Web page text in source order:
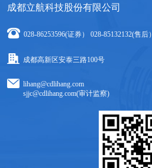
成都立航科技股份有限公司
028-86253596(证券） 028-85132132(售后）
成都高新区安泰三路100号
lihang@cdlihang.com
sjjc@cdlihang.com(审计监察)